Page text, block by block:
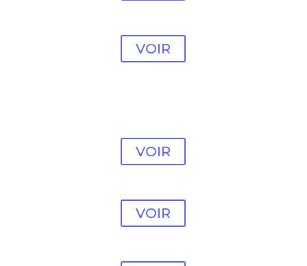
Modèle vente en ligne
VOIR
VOIR
Modèle vente en ligne
VOIR
Modèle vente en ligne